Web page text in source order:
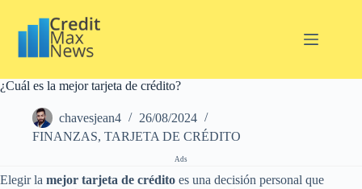
¿Cuál es la mejor tarjeta de crédito?
chavesjean4
26/08/2024
FINANZAS, TARJETA DE CRÉDITO
Ads
Elegir la mejor tarjeta de crédito es una decisión personal que